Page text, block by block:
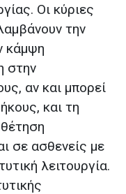
Οι κύριες
την
κάμψη
στην
αν και μπορεί
και τη
σε ασθενείς με
λειτουργία.